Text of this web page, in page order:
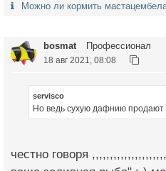
Можно ли кормить
bosmat Профессионал
18 авг 2021, 08:08
servisco
Но ведь сухую дафнию продают
честно говоря